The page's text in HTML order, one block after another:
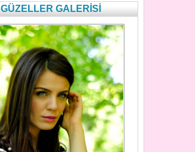
GÜZELLER GALERİSİ